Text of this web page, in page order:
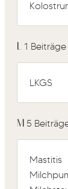
L 1
LKGS
M 5
Mastitis